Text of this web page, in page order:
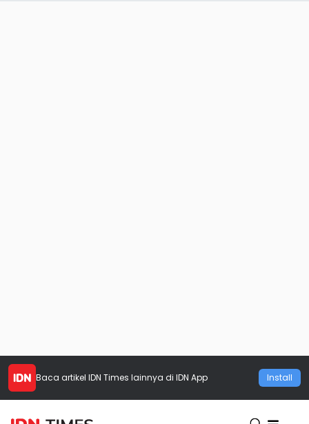
Baca artikel IDN Times lainnya di IDN App Install